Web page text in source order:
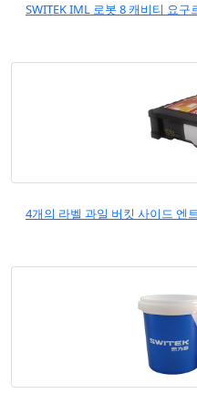
SWITEK IML 로봇 8 캐비티 요
4개의 라벨 과일 버킷 사이드 엔